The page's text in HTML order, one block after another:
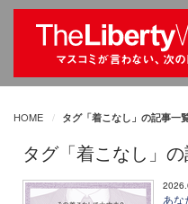
HOME タグ「着こなし」の記事一
タグ「着こなし」
あな